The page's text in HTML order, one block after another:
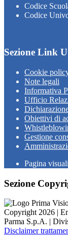
Codice
Codice
Sezione Link
Cookie
Note legali
Informativa
Ufficio
Obiettivi di
Gestione
Pagina
Sezione
Copyright 2026 |
Parma S.p.A. |
Disclaimer